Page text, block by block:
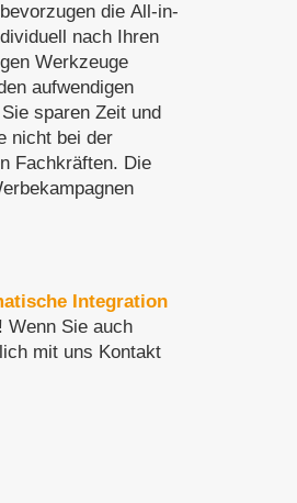
die All-in-
nach Ihren
Werkzeuge
aufwendigen
sparen Zeit und
nicht bei der
Fachkräften. Die
Integration
uns seit Jahren! Wenn Sie auch